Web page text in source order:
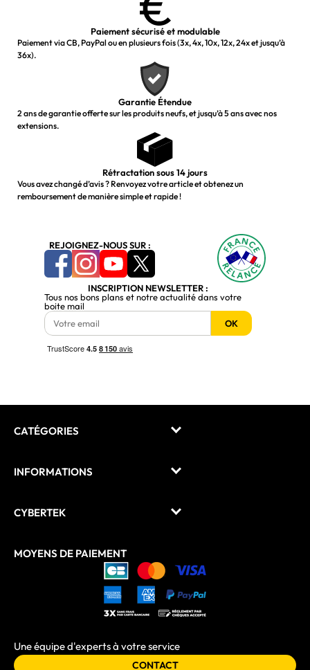
Paiement sécurisé et modulable
Paiement via CB, PayPal ou en plusieurs fois (3x, 4x, 10x, 12x, 24x et jusqu’à
36x).
Garantie Étendue
2 ans de garantie offerte sur les produits neufs, et jusqu’à 5 ans avec nos
extensions.
Rétractation sous 14 jours
Vous avez changé d’avis ? Renvoyez votre article et obtenez un
remboursement de manière simple et rapide !
REJOIGNEZ-NOUS SUR :
INSCRIPTION NEWSLETTER :
Tous nos bons plans et notre actualité dans votre
boite mail
OK
CATÉGORIES
INFORMATIONS
CYBERTEK
MOYENS DE PAIEMENT
Une équipe d'experts à votre service
CONTACT